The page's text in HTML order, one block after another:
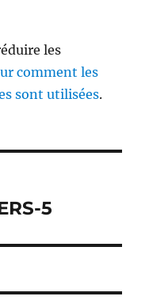
les
comment les
sont utilisées.
5